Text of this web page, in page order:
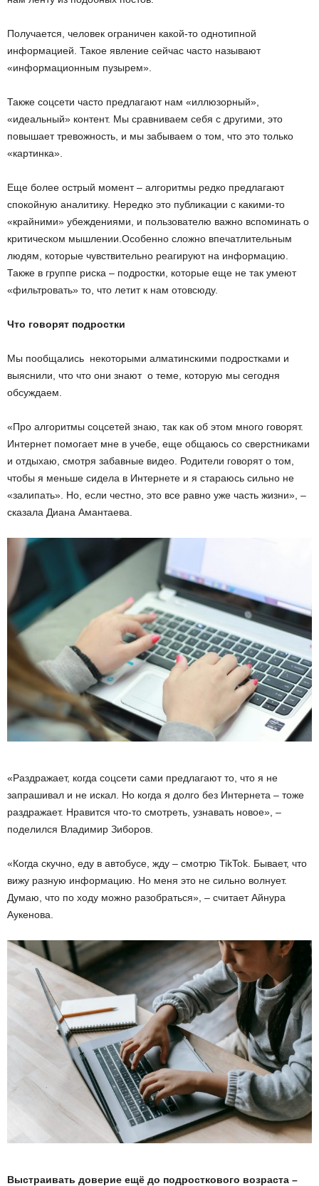
Получается, человек ограничен какой-то однотипной
информацией. Такое явление сейчас часто называют
«информационным пузырем».
Также соцсети часто предлагают нам «иллюзорный»,
«идеальный» контент. Мы сравниваем себя с другими, это
повышает тревожность, и мы забываем о том, что это только
«картинка».
Еще более острый момент – алгоритмы редко предлагают
спокойную аналитику. Нередко это публикации с какими-то
«крайними» убеждениями, и пользователю важно вспоминать о
критическом мышлении.Особенно сложно впечатлительным
людям, которые чувствительно реагируют на информацию.
Также в группе риска – подростки, которые еще не так умеют
«фильтровать» то, что летит к нам отовсюду.
Что говорят подростки
Мы пообщались некоторыми алматинскими подростками и
выяснили, что что они знают о теме, которую мы сегодня
обсуждаем.
«Про алгоритмы соцсетей знаю, так как об этом много говорят.
Интернет помогает мне в учебе, еще общаюсь со сверстниками
и отдыхаю, смотря забавные видео. Родители говорят о том,
чтобы я меньше сидела в Интернете и я стараюсь сильно не
«залипать». Но, если честно, это все равно уже часть жизни», –
сказала Диана Амантаева.
«Раздражает, когда соцсети сами предлагают то, что я не
запрашивал и не искал. Но когда я долго без Интернета – тоже
раздражает. Нравится что-то смотреть, узнавать новое», –
поделился Владимир Зиборов.
«Когда скучно, еду в автобусе, жду – смотрю TikTok. Бывает, что
вижу разную информацию. Но меня это не сильно волнует.
Думаю, что по ходу можно разобраться», – считает Айнура
Аукенова.
Выстраивать доверие ещё до подросткового возраста –